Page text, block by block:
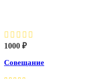
1000 ₽
Совещание